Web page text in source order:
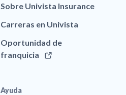
Sobre Univista Insurance
Carreras en Univista
Oportunidad de
franquicia
Ayuda